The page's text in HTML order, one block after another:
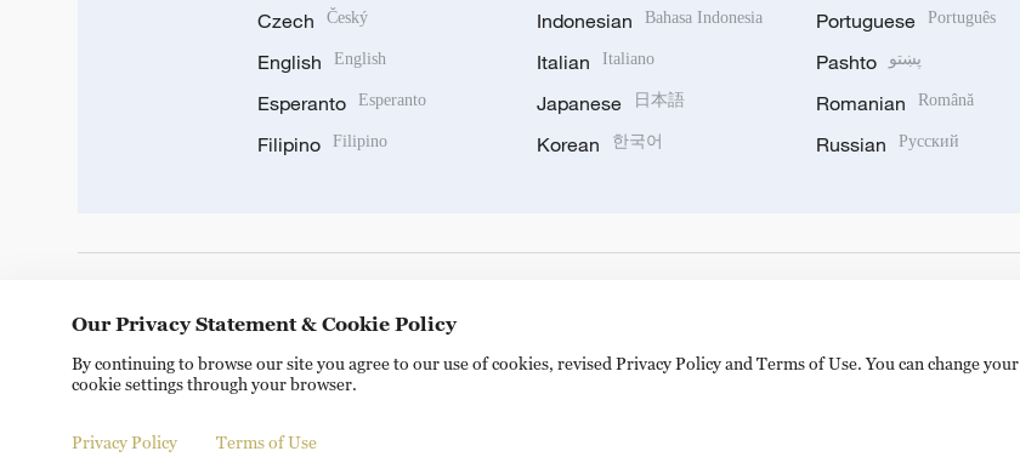
Czech Český
English English
Esperanto Esperanto
Filipino Filipino
Indonesian Bahasa Indonesia
Italian Italiano
Japanese 日本語
Korean 한국어
Portuguese Português
Pashto پښتو
Romanian Română
Russian Русский
Copyright © 2024 CGTN. 京ICP备20000184号
Our Privacy Statement & Cookie Policy
By continuing to browse our site you agree to our use of cookies, revised Privacy Policy and Terms of Use. You can change your
cookie settings through your browser.
Privacy Policy Terms of Use